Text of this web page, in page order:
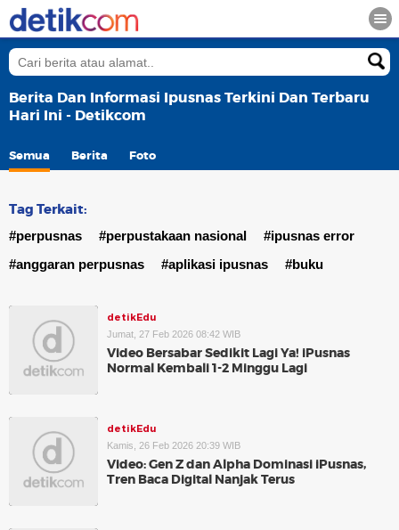
Berita Dan Informasi Ipusnas Terkini Dan Terbaru
Hari Ini - Detikcom
Semua Berita Foto
Tag Terkait:
#perpusnas #perpustakaan nasional
#ipusnas error
#anggaran perpusnas
#aplikasi ipusnas #buku
detikEdu
Jumat, 27 Feb 2026 08:42 WIB
Video Bersabar Sedikit Lagi Ya! iPusnas
Normal Kembali 1-2 Minggu Lagi
detikEdu
Kamis, 26 Feb 2026 20:39 WIB
Video: Gen Z dan Alpha Dominasi iPusnas,
Tren Baca Digital Nanjak Terus